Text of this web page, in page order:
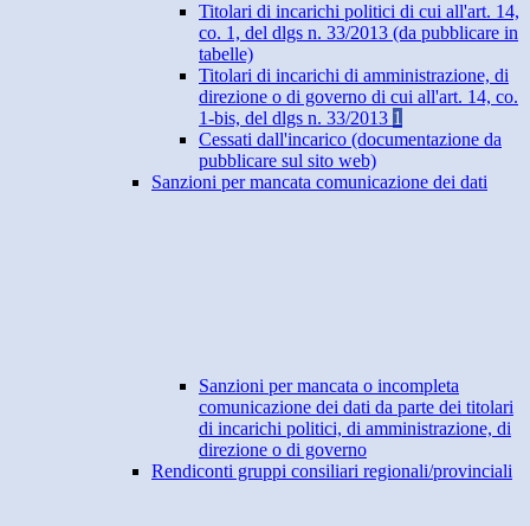
Titolari di incarichi politici di cui all'art. 14,
co. 1, del dlgs n. 33/2013 (da pubblicare in
tabelle)
Titolari di incarichi di amministrazione, di
direzione o di governo di cui all'art. 14, co.
1-bis, del dlgs n. 33/2013 1
Cessati dall'incarico (documentazione da
pubblicare sul sito web)
Sanzioni per mancata comunicazione dei dati
Sanzioni per mancata o incompleta
comunicazione dei dati da parte dei titolari
di incarichi politici, di amministrazione, di
direzione o di governo
Rendiconti gruppi consiliari regionali/provinciali